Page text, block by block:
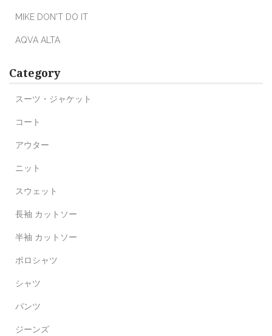
MIKE DON'T DO IT
AQVA ALTA
Category
スーツ・ジャケット
コート
アウター
ニット
スウェット
長袖 カットソー
半袖 カットソー
ポロシャツ
シャツ
パンツ
ジーンズ